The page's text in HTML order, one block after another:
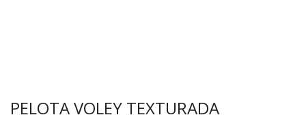
PELOTA VOLEY TEXTURADA